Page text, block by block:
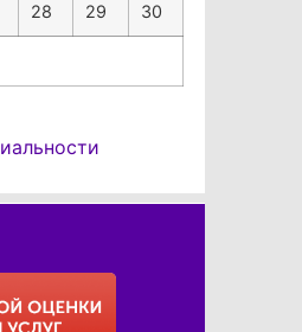
28 29 30